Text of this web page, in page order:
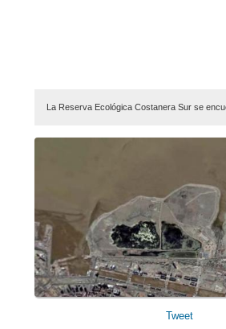
La Reserva Ecológica Costanera Sur se
Tweet